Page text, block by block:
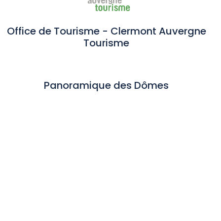
Office de Tourisme - Clermont Auvergne
Tourisme
Panoramique des Dômes